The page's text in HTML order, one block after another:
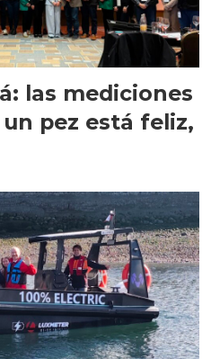
las mediciones
pez está feliz,